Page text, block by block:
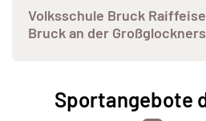
Volksschule Bruck
Bruck an der
Sportangebote